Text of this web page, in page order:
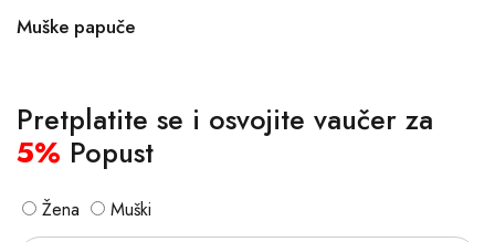
Muške papuče
Pretplatite se i osvojite vaučer za
5% Popust
Žena Muški